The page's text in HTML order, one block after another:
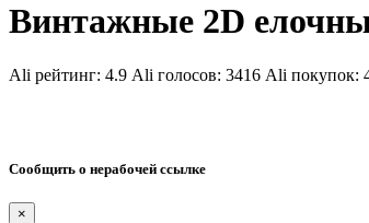
Винтажные 2D
Ali рейтинг: 4.9 Ali голосов: 3416 Ali покупок:
Сообщить о нерабочей ссылке
×